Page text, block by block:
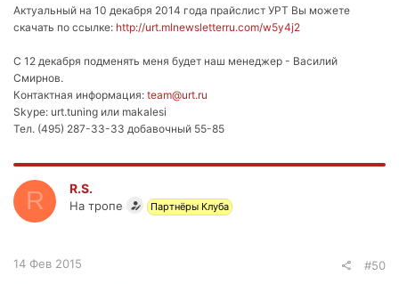
Актуальный на 10 декабря 2014 года прайслист УРТ Вы можете
скачать по ссылке: http://urt.mlnewsletterru.com/w5y4j2
С 12 декабря подменять меня будет наш менеджер - Василий
Смирнов.
Контактная информация: team@urt.ru
Skype: urt.tuning или makalesi
Тел. (495) 287-33-33 добавочный 55-85
R R.S.
На тропе Партнёры Клуба
14 Фев 2015 #50